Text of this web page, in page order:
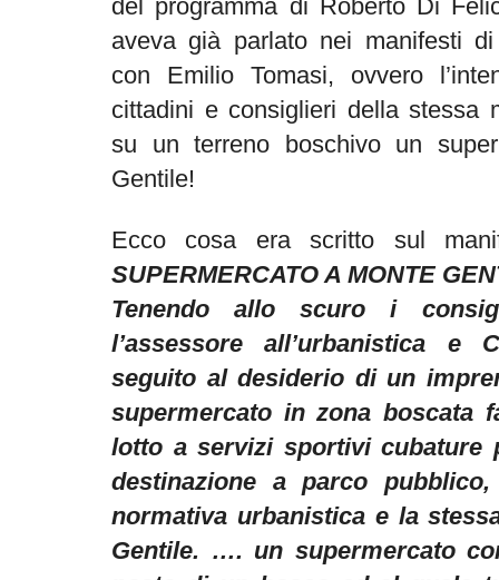
del programma di Roberto Di
aveva già parlato nei manifesti
con Emilio Tomasi, ovvero
cittadini e consiglieri della stessa
su un terreno boschivo un
Gentile!
Ecco cosa era scritto sul
SUPERMERCATO A MONTE
Tenendo allo scuro i
l’assessore all’urbanistica e
seguito al desiderio di un
supermercato in zona boscata
lotto a servizi sportivi cubature
destinazione a parco
normativa urbanistica e la
Gentile. …. un supermercato